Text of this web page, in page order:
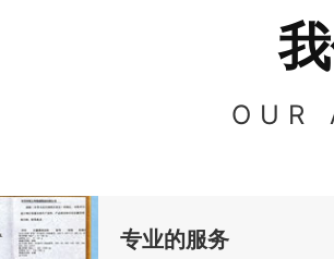
OUR
专业的服务